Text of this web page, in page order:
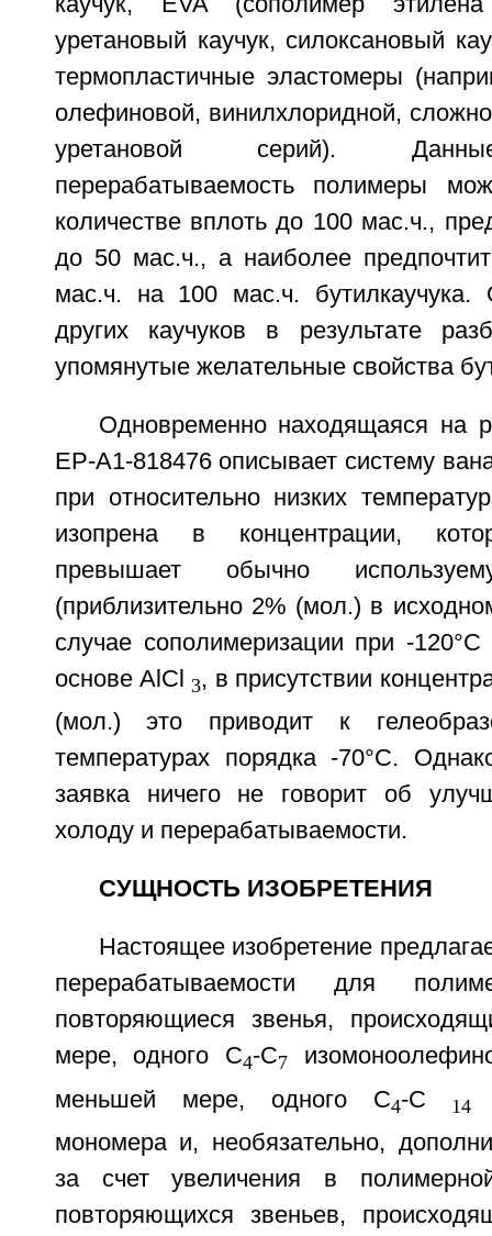
уретановый каучук, силоксановый
термопластичные эластомеры
олефиновой, винилхлоридной,
уретановой серий).
перерабатываемость полимеры
количестве вплоть до 100 мас.ч.,
до 50 мас.ч., а наиболее
мас.ч. на 100 мас.ч. бутилкаучука.
других каучуков в результате
упомянутые желательные свойства
Одновременно находящаяся на
ЕР-А1-818476 описывает систему
при относительно низких
изопрена в концентрации,
превышает обычно
(приблизительно 2% (мол.) в
случае сополимеризации при -
основе AlCl 3, в присутствии
(мол.) это приводит к
температурах порядка -70°С.
заявка ничего не говорит об
холоду и перерабатываемости.
СУЩНОСТЬ ИЗОБРЕТЕНИЯ
Настоящее изобретение
перерабатываемости для
повторяющиеся звенья,
мере, одного С4-С7
меньшей мере, одного С4-С 14
мономера и, необязательно,
за счет увеличения в
повторяющихся звеньев,